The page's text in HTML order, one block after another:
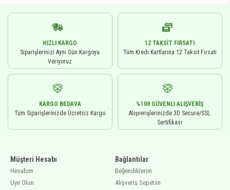
HIZLI KARGO
Siparişlerinizi Aynı Gün Kargoya
Veriyoruz
12 TAKSIT FIRSATI
Tüm Kredi Kartlarına 12 Taksit Fırsatı
KARGO BEDAVA
Tüm Siparişlerinizde Ücretsiz Kargo
%100 GÜVENLI ALIŞVERIŞ
Alışverişlerinizde 3D Secure/SSL
Sertifikası
Müşteri Hesabı
Hesabım
Üye Olun
Bağlantılar
Beğendiklerim
Alışveriş Sepetim